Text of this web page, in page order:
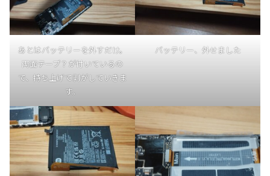
あとはバッテリーを外すだけ。
両面テープ？が付いているの
で、持ち上げて剥がしていきま
す。
バッテリー、外せました